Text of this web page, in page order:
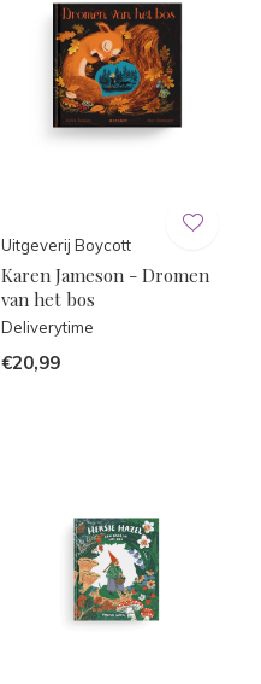
Uitgeverij Boycott
Karen Jameson - Dromen
van het bos
Deliverytime
€20,99